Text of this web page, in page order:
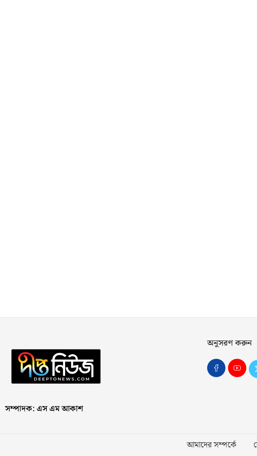
সম্পাদক: এস এম আকাশ
অনুসরণ করুন
আমাদের সম্পর্কে